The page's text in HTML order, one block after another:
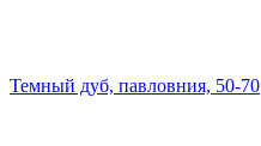
Темный дуб, павловния, 50-70